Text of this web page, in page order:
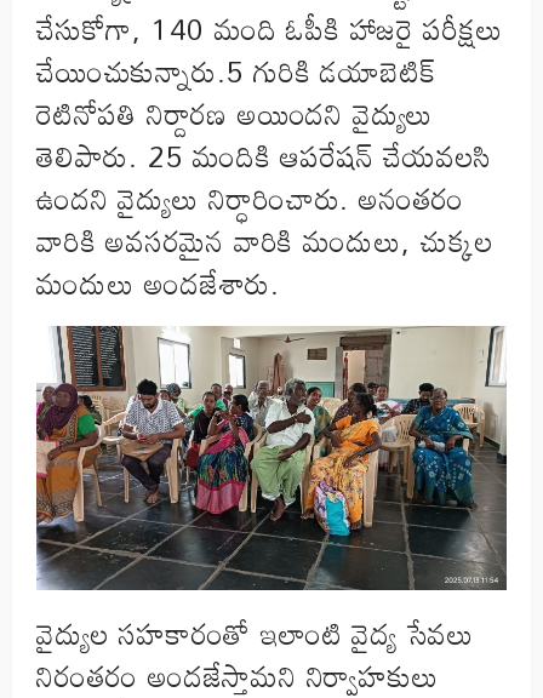
చేసుకోగా, 140 మంది ఓపీకి హాజరై పరీక్షలు
చేయించుకున్నారు.5 గురికి డయాబెటిక్
రెటినోపతి నిర్దారణ అయిందని వైద్యులు
తెలిపారు. 25 మందికి ఆపరేషన్ చేయవలసి
ఉందని వైద్యులు నిర్ధారించారు. అనంతరం
వారికి అవసరమైన వారికి మందులు, చుక్కల
మందులు అందజేశారు.
వైద్యుల సహకారంతో ఇలాంటి వైద్య సేవలు
నిరంతరం అందజే‌స్తామని నిర్వాహకులు